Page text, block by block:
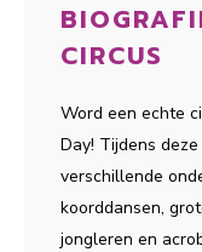
CIRCUS
Word een echte
Day! Tijdens
verschillende
koorddansen,
jongleren en